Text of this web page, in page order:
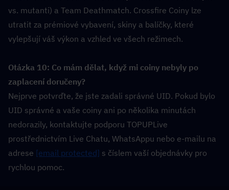
vs. mutanti) a Team Deathmatch. Crossfire Coiny lze
utratit za prémiové vybavení, skiny a balíčky, které
vylepšují váš výkon a vzhled ve všech režimech.
Otázka 10: Co mám dělat, když mi coiny nebyly po
zaplacení doručeny?
Nejprve potvrďte, že jste zadali správné UID. Pokud bylo
UID správné a vaše coiny ani po několika minutách
nedorazily, kontaktujte podporu TOPUPLive
prostřednictvím Live Chatu, WhatsAppu nebo e-mailu na
adrese [email protected] s číslem vaší objednávky pro
rychlou pomoc.